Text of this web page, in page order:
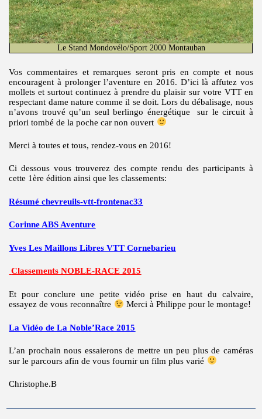
Le Stand Mondovélo/Sport 2000 Montauban
Vos commentaires et remarques seront pris en compte et nous
encouragent à prolonger l’aventure en 2016. D’ici là affutez vos
mollets et surtout continuez à prendre du plaisir sur votre VTT en
respectant dame nature comme il se doit. Lors du débalisage, nous
n’avons trouvé qu’un seul berlingo énergétique sur le circuit à
priori tombé de la poche car non ouvert
Merci à toutes et tous, rendez-vous en 2016!
Ci dessous vous trouverez des compte rendu des participants à
cette 1ère édition ainsi que les classements:
Résumé chevreuils-vtt-frontenac33
Corinne ABS Aventure
Yves Les Maillons Libres VTT Cornebarieu
Classements NOBLE-RACE 2015
Et pour conclure une petite vidéo prise en haut du calvaire,
essayez de vous reconnaître
Merci à Philippe pour le montage!
La Vidéo de La Noble’Race 2015
L’an prochain nous essaierons de mettre un peu plus de caméras
sur le parcours afin de vous fournir un film plus varié
Christophe.B